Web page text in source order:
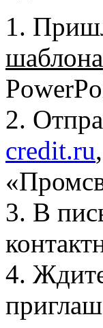
1.
шаблона
2.
credit.ru
3. В
4.